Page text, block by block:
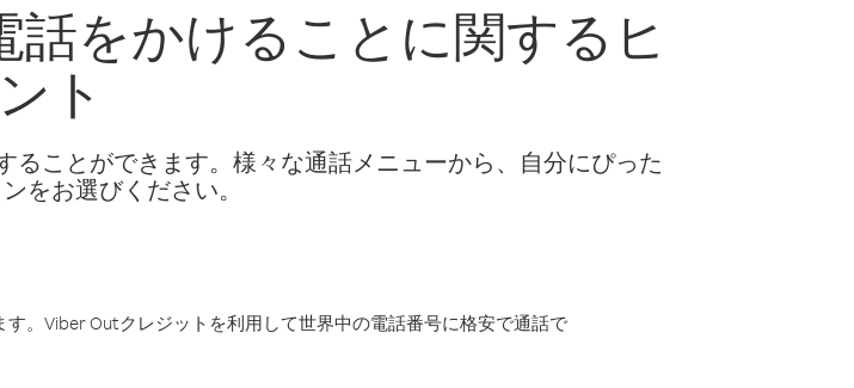
をかけることに関するヒ
ント
ことができます。様々な通話メニューから、自分にぴった
をお選びください。
。Viber Outクレジットを利用して世界中の電話番号に格安で通話で